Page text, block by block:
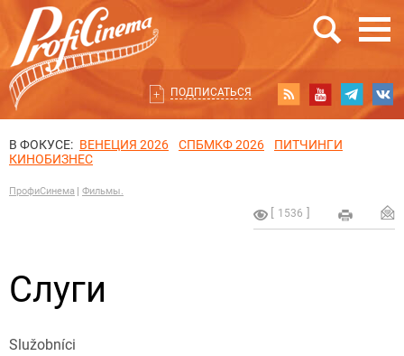
ПОДПИСАТЬСЯ
В ФОКУСЕ: ВЕНЕЦИЯ 2026 СПБМКФ 2026
ПИТЧИНГИ
КИНОБИЗНЕС
ПрофиСинема Фильмы.
1536
Слуги
Služobníci